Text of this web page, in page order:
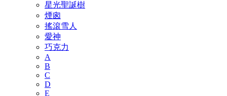
星光聖誕樹
煙囪
搖滾雪人
愛神
巧克力
A
B
C
D
E